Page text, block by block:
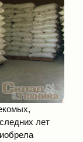
лет